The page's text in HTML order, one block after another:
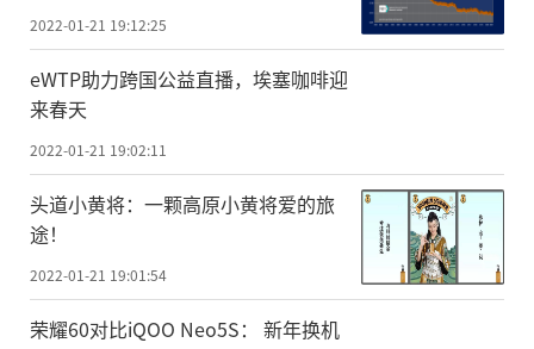
2022-01-21 19:12:25
eWTP助力跨国公益直播，埃塞咖啡迎
来春天
2022-01-21 19:02:11
头道小黄将：一颗高原小黄将爱的旅
途！
2022-01-21 19:01:54
荣耀60对比iQOO Neo5S： 新年换机